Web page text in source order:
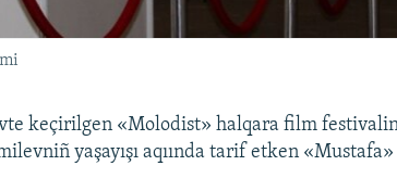
keçirilgen «Molodist» halqara film
yaşayışı aqıında tarif etken